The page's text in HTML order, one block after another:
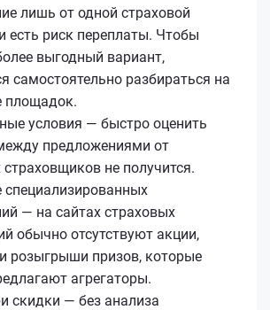
лишь от одной страховой
есть риск переплаты. Чтобы
выгодный вариант,
самостоятельно разбираться на
площадок.
условия — быстро оценить
предложениями от
не получится.
специализированных
— на сайтах страховых
обычно отсутствуют акции,
розыгрыши призов, которые
агрегаторы.
скидки — без анализа